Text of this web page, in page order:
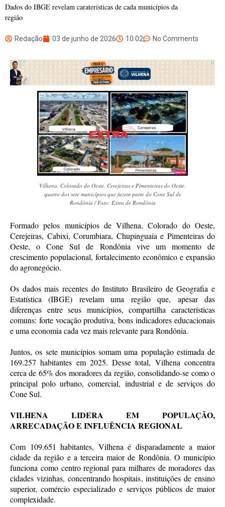
Dados do IBGE revelam caraterísticas de cada municípios da
região
Redação 03 de junho de 2026 10:02 No Comments
Vilhena, Colorado do Oeste, Cerejeiras e Pimenteiras do Oeste,
quatro dos sete municípios que fazem parte do Cone Sul de
Rondônia / Foto: Extra de Rondônia
Formado pelos municípios de Vilhena, Colorado do Oeste,
Cerejeiras, Cabixi, Corumbiara, Chupinguaia e Pimenteiras do
Oeste, o Cone Sul de Rondônia vive um momento de
crescimento populacional, fortalecimento econômico e expansão
do agronegócio.
Os dados mais recentes do Instituto Brasileiro de Geografia e
Estatística (IBGE) revelam uma região que, apesar das
diferenças entre seus municípios, compartilha características
comuns: forte vocação produtiva, bons indicadores educacionais
e uma economia cada vez mais relevante para Rondônia.
Juntos, os sete municípios somam uma população estimada de
169.257 habitantes em 2025. Desse total, Vilhena concentra
cerca de 65% dos moradores da região, consolidando-se como o
principal polo urbano, comercial, industrial e de serviços do
Cone Sul.
VILHENA LIDERA EM POPULAÇÃO,
ARRECADAÇÃO E INFLUÊNCIA REGIONAL
Com 109.651 habitantes, Vilhena é disparadamente a maior
cidade da região e a terceira maior de Rondônia. O município
funciona como centro regional para milhares de moradores das
cidades vizinhas, concentrando hospitais, instituições de ensino
superior, comércio especializado e serviços públicos de maior
complexidade.